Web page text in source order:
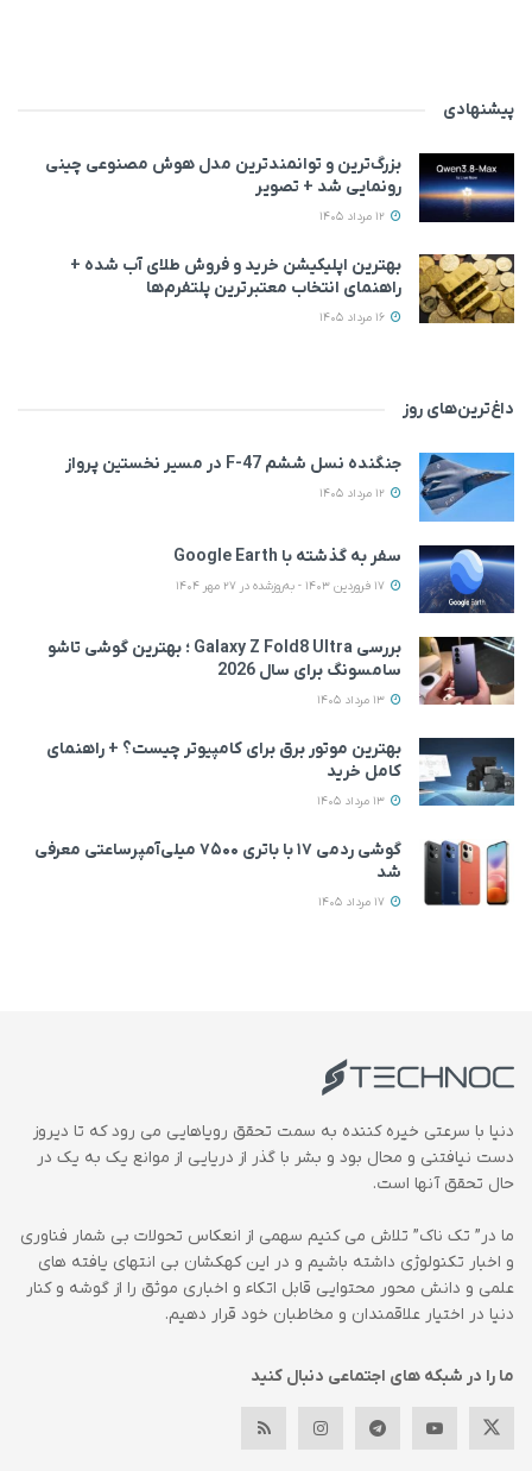
پیشنهادی
بزرگ‌ترین و توانمندترین مدل هوش مصنوعی چینی
رونمایی شد + تصویر
بهترین اپلیکیشن خرید و فروش طلای آب شده +
راهنمای انتخاب معتبرترین پلتفرم‌ها
داغ‌ترین‌های روز
جنگنده نسل ششم F-47 در مسیر نخستین پرواز
سفر به گذشته با Google Earth
بررسی Galaxy Z Fold8 Ultra ؛ بهترین گوشی تاشو
سامسونگ برای سال 2026
بهترین موتور برق برای کامپیوتر چیست؟ + راهنمای
کامل خرید
گوشی ردمی ۱۷ با باتری ۷۵۰۰ میلی‌آمپرساعتی معرفی
شد
دنیا با سرعتی خیره کننده به سمت تحقق رویاهایی می رود که تا دیروز
دست نیافتنی و محال بود و بشر با گذر از دریایی از موانع یک به یک در
حال تحقق آنها است.
ما در” تک ناک” تلاش می کنیم سهمی از انعکاس تحولات بی شمار فناوری
و اخبار تکنولوژی داشته باشیم و در این کهکشان بی انتهای یافته های
علمی و دانش محور محتوایی قابل اتکاء و اخباری موثق را از گوشه و کنار
دنیا در اختیار علاقمندان و مخاطبان خود قرار دهیم.
ما را در شبکه های اجتماعی دنبال کنید